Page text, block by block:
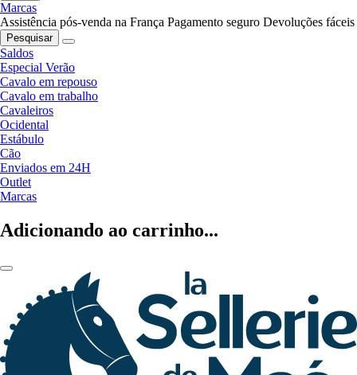
Marcas
Assistência pós-venda na França Pagamento seguro Devoluções fáceis
Pesquisar
Saldos
Especial Verão
Cavalo em repouso
Cavalo em trabalho
Cavaleiros
Ocidental
Estábulo
Cão
Enviados em 24H
Outlet
Marcas
Adicionando ao carrinho...